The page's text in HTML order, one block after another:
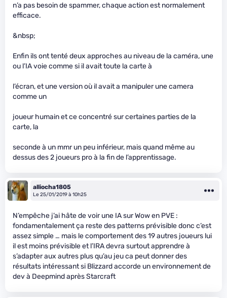
n’a pas besoin de spammer, chaque action est normalement
efficace.
&nbsp;
Enfin ils ont tenté deux approches au niveau de la caméra, une
ou l’IA voie comme si il avait toute la carte à
l’écran, et une version où il avait a manipuler une camera
comme un
joueur humain et ce concentré sur certaines parties de la
carte, la
seconde à un mmr un peu inférieur, mais quand même au
dessus des 2 joueurs pro à la fin de l’apprentissage.
alliocha1805
Le 25/01/2019 à 10h25
N’empêche j’ai hâte de voir une IA sur Wow en PVE :
fondamentalement ça reste des patterns prévisible donc c’est
assez simple … mais le comportement des 19 autres joueurs lui
il est moins prévisible et l’IRA devra surtout apprendre à
s’adapter aux autres plus qu’au jeu ca peut donner des
résultats intéressant si Blizzard accorde un environnement de
dev à Deepmind après Starcraft